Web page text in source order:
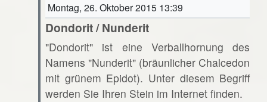
Montag, 26. Oktober 2015 13:39
Dondorit / Nunderit
"Dondorit" ist eine Verballhornung des
Namens "Nunderit" (bräunlicher Chalcedon
mit grünem Epidot). Unter diesem Begriff
werden Sie Ihren Stein im Internet finden.